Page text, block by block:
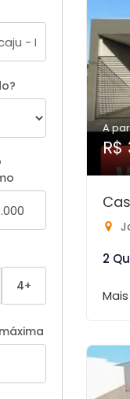
4+
A
R$
2